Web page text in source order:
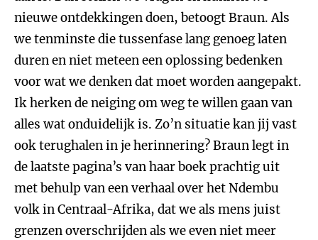
nieuwe ontdekkingen doen, betoogt Braun. Als
we tenminste die tussenfase lang genoeg laten
duren en niet meteen een oplossing bedenken
voor wat we denken dat moet worden aangepakt.
Ik herken de neiging om weg te willen gaan van
alles wat onduidelijk is. Zo’n situatie kan jij vast
ook terughalen in je herinnering? Braun legt in
de laatste pagina’s van haar boek prachtig uit
met behulp van een verhaal over het Ndembu
volk in Centraal-Afrika, dat we als mens juist
grenzen overschrijden als we even niet meer